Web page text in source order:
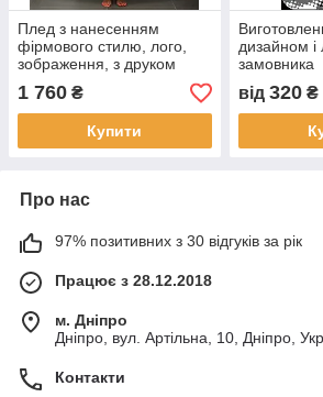
Плед з нанесенням
фірмового стилю, лого,
зображення, з друком
140*160
1 760 ₴
Купити
дизайном і
замовника
від 320₴
Про нас
97% позитивних з 30 відгуків за рік
Працює з 28.12.2018
м. Дніпро
Дніпро, вул. Артільна, 10, Дніпро,
Контакти